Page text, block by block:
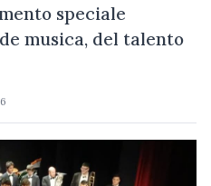
speciale
musica, del talento